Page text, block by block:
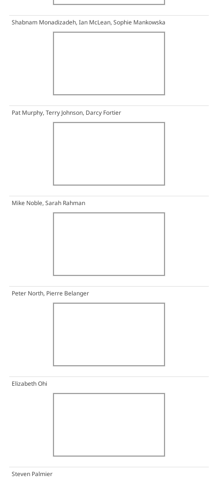
Shabnam Monadizadeh, Ian McLean, Sophie Mankowska
Pat Murphy, Terry Johnson, Darcy Fortier
Mike Noble, Sarah Rahman
Peter North, Pierre Belanger
Elizabeth Ohi
Steven Palmier